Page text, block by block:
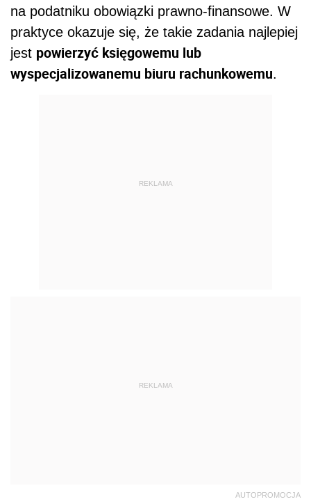
na podatniku obowiązki prawno-finansowe. W
praktyce okazuje się, że takie zadania najlepiej
jest powierzyć księgowemu lub
wyspecjalizowanemu biuru rachunkowemu.
REKLAMA
REKLAMA
AUTOPROMOCJA